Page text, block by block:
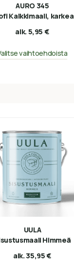
AURO 345
Kalkkimaali, karkea
alk. 5,95 €
vaihtoehdoista
UULA
Himmeä
alk.35,95€